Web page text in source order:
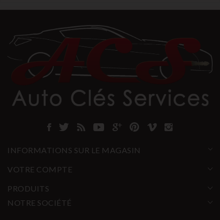
INFORMATIONS SUR LE MAGASIN
VOTRE COMPTE
PRODUITS
NOTRE SOCIÉTÉ